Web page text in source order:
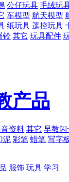
公仔玩具 毛绒玩
车模型 航天模型
纸玩具 遥控玩具
铃 其它 玩具配件
产品
资料 其它 早教闪
泥 彩笔 蜡笔 写字
服饰 玩具 学习